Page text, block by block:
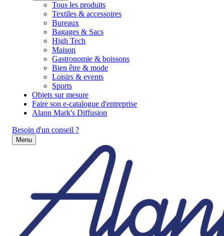
Tous les produits
Textiles & accessoires
Bureaux
Bagages & Sacs
High Tech
Maison
Gastronomie & boissons
Bien être & mode
Loisirs & events
Sports
Objets sur mesure
Faire son e-catalogue d'entreprise
Alann Mark's Diffusion
Besoin d'un conseil ?
Menu